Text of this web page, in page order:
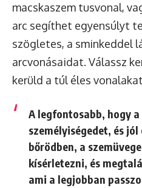
macskaszem tusvonal,
arc segíthet egyensúlyt
szögletes, a sminkeddel
arcvonásaidat. Válassz
kerüld a túl éles
A legfontosabb, hogy
személyiségedet, és
bőrödben, a
kísérletezni, és
ami a legjobban